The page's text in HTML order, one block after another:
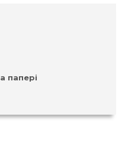
папері